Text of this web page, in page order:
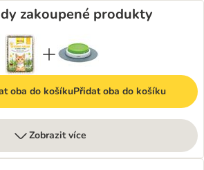
zakoupené produkty
oba do košíkuPřidat oba do košíku
Zobrazit více